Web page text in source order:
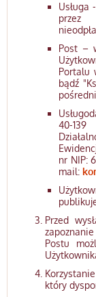
Usługa
przez
Post –
Portalu
bądź
40-
nr NIP:
mail:
Przed
Postu
który